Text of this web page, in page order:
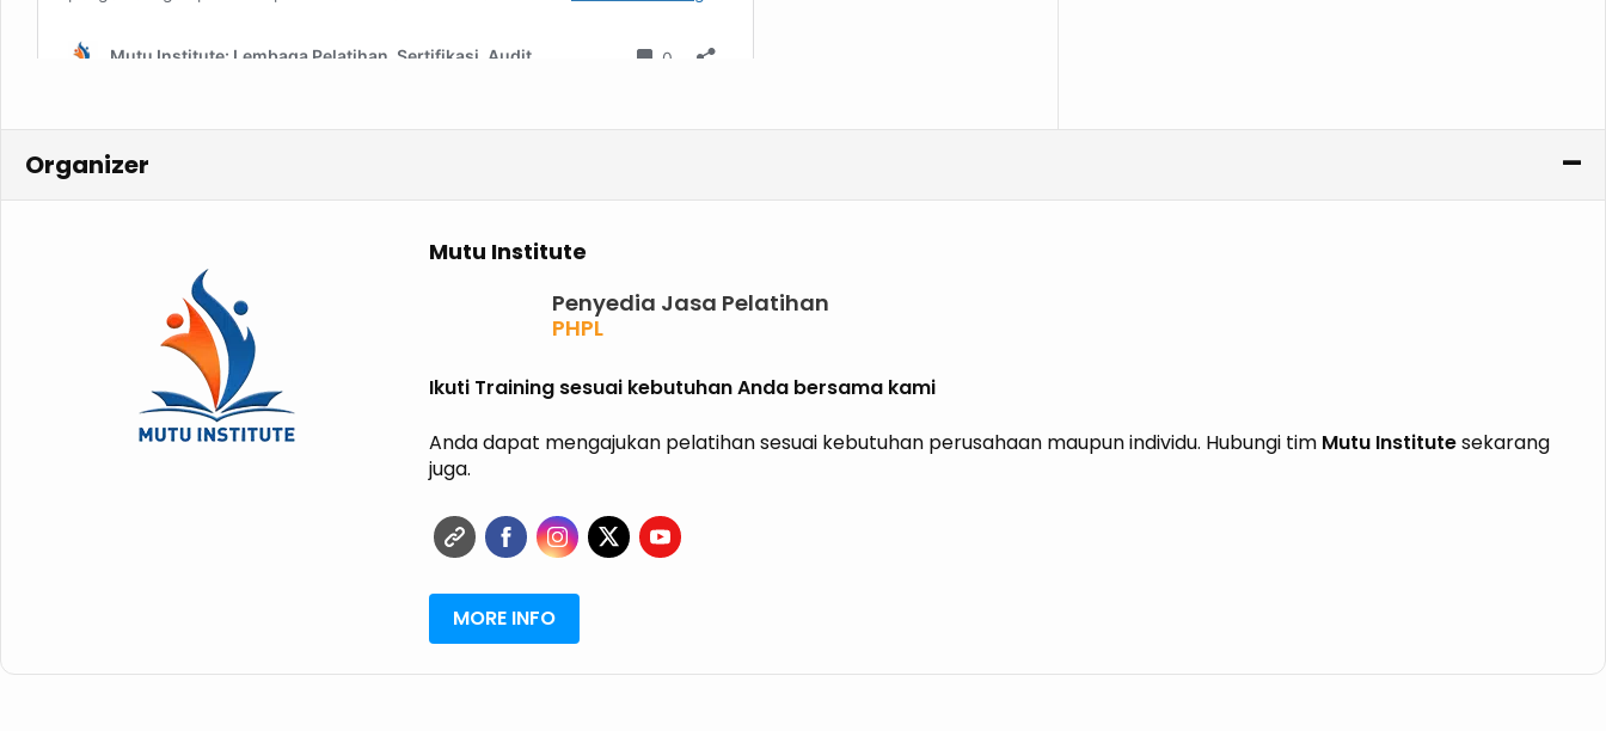
Organizer
Mutu Institute
Penyedia Jasa Pelatihan
PHPL
P3K
K3 KIMIA
K3 MIGAS
ISO
ISPO
RSPO
Ikuti Training sesuai kebutuhan Anda bersama kami
Anda dapat mengajukan pelatihan sesuai kebutuhan perusahaan maupun individu. Hubungi tim Mutu Institutesekarang
juga.
MORE INFO